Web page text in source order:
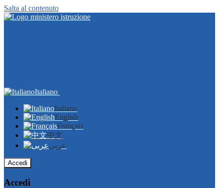
Salta al contenuto
Italiano
Italiano
English
Français
中文
عربى
Accedi
Accedi